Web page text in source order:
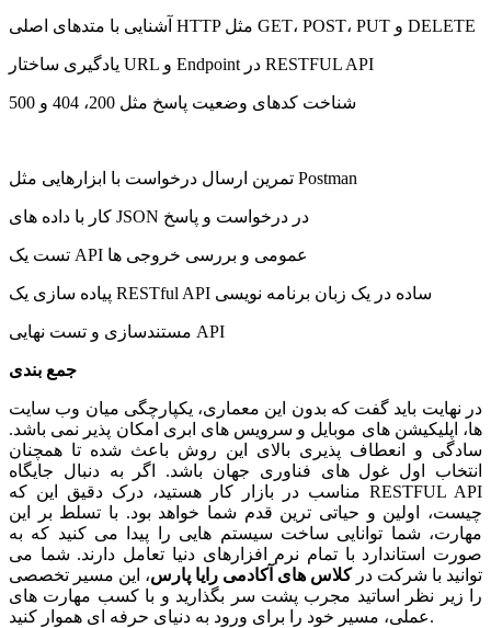
آشنایی با متدهای اصلی HTTP مثل GET، POST، PUT و DELETE
یادگیری ساختار URL و Endpoint در RESTFUL API
شناخت کدهای وضعیت پاسخ مثل 200، 404 و 500
تمرین ارسال درخواست با ابزارهایی مثل Postman
کار با داده های JSON در درخواست و پاسخ
تست یک API عمومی و بررسی خروجی ها
پیاده سازی یک RESTful API ساده در یک زبان برنامه نویسی
مستندسازی و تست نهایی API
جمع بندی
در نهایت باید گفت که بدون این معماری، یکپارچگی میان وب سایت
ها، اپلیکیشن های موبایل و سرویس های ابری امکان پذیر نمی باشد.
سادگی و انعطاف پذیری بالای این روش باعث شده تا همچنان
انتخاب اول غول های فناوری جهان باشد. اگر به دنبال جایگاه
مناسب در بازار کار هستید، درک دقیق این که RESTFUL API
چیست، اولین و حیاتی ترین قدم شما خواهد بود. با تسلط بر این
مهارت، شما توانایی ساخت سیستم هایی را پیدا می کنید که به
صورت استاندارد با تمام نرم افزارهای دنیا تعامل دارند. شما می
توانید با شرکت درکلاس های آکادمی رایا پارس، این مسیر تخصصی
را زیر نظر اساتید مجرب پشت سر بگذارید و با کسب مهارت های
عملی، مسیر خود را برای ورود به دنیای حرفه ای هموار کنید.